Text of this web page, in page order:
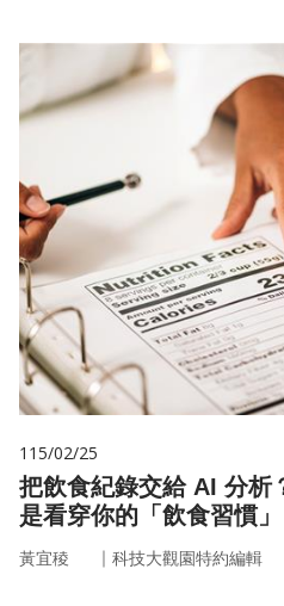
115/02/25
把飲食紀錄交給 AI 分析
是看穿你的「飲食習慣」
黃宜稜 ｜ 科技大觀園特約編輯